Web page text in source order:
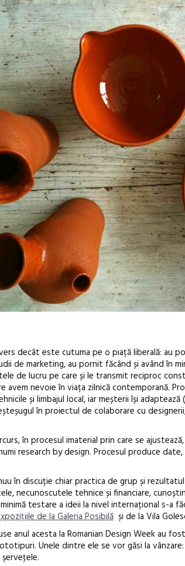
decât este cutuma pe o piață liberală: au
de marketing, au pornit făcând și având în
de lucru pe care și le transmit reciproc
avem nevoie în viața zilnică contemporană.
și limbajul local, iar meșterii își
în proiectul de colaborare cu
în procesul imaterial prin care se
research by design. Procesul produce
în discuție chiar practica de grup și
necunoscutele tehnice și financiare,
testare a ideii la nivel internațional s-a
de la Galeria Posibilă și de la Vila
anul acesta la Romanian Design Week au
Unele dintre ele se vor găsi la